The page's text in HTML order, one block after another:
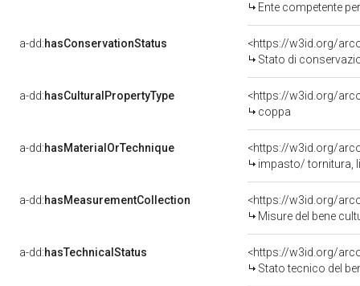
Ente competente per tutela del
a-dd:hasConservationStatus
<https://w3id.org/
Stato di
a-dd:hasCulturalPropertyType
<https://w3id.org/
coppa
a-dd:hasMaterialOrTechnique
<https://w3id.org/
impasto/ tornitura,
a-dd:hasMeasurementCollection
<https://w3id.org/
Misure del bene
a-dd:hasTechnicalStatus
<https://w3id.org/
Stato tecnico del